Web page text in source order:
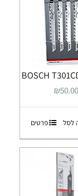
₪50.00
לסל פרטים